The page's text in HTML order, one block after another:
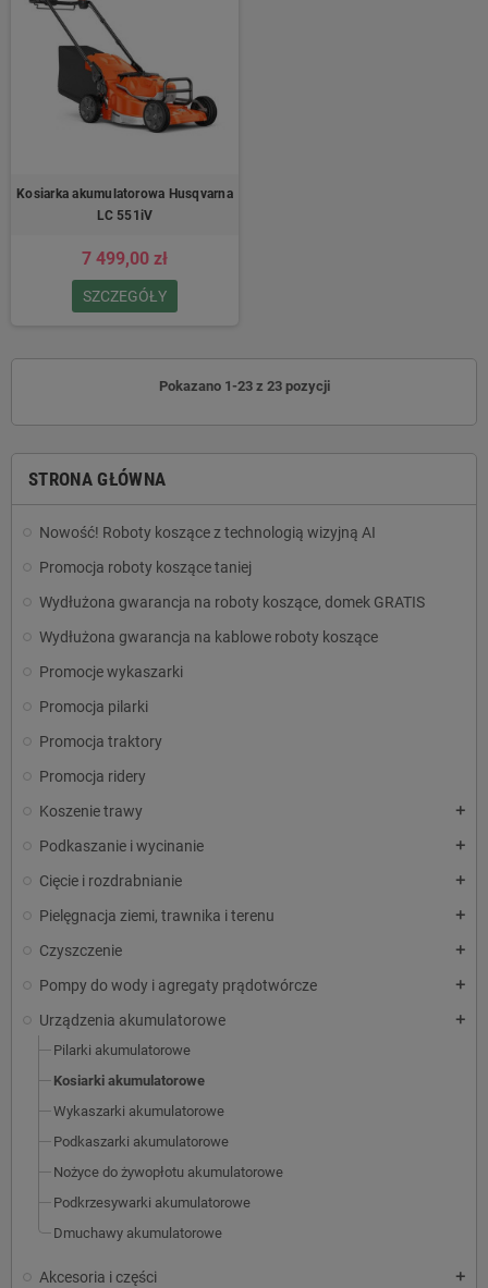
STRONA GŁÓWNA
Nowość! Roboty koszące z technologią wizyjną AI
Promocja roboty koszące taniej
Wydłużona gwarancja na roboty koszące, domek GRATIS
Wydłużona gwarancja na kablowe roboty koszące
Promocje wykaszarki
Promocja pilarki
Promocja traktory
Promocja ridery
Koszenie trawy
add
Podkaszanie i wycinanie add
Cięcie i rozdrabnianie add
Pielęgnacja ziemi, trawnika i terenu add
Czyszczenie add
Pompy do wody i agregaty prądotwórcze add
Urządzenia akumulatorowe add
Pilarki akumulatorowe
Kosiarki akumulatorowe
Wykaszarki akumulatorowe
Podkaszarki akumulatorowe
Nożyce do żywopłotu akumulatorowe
Podkrzesywarki akumulatorowe
Dmuchawy akumulatorowe
Akcesoria i części add
Kosiarka akumulatorowa Husqvarna
LC 551iV
7 499,00 zł
SZCZEGÓŁY
Pokazano 1-23 z 23 pozycji